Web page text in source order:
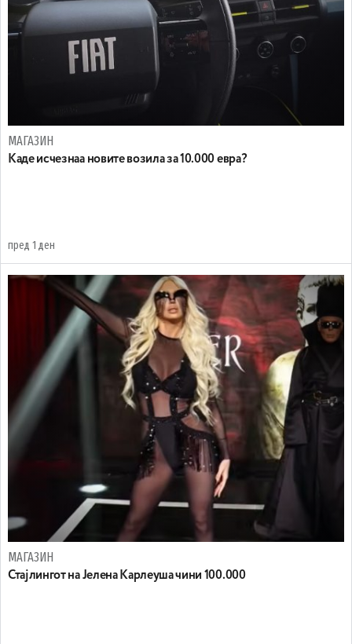
МАГАЗИН
Каде исчезнаа новите возила за 10.000 евра?
пред 1 ден
МАГАЗИН
Стајлингот на Јелена Карлеуша чини 100.000